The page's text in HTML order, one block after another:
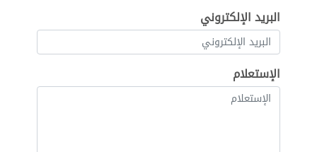
البريد الإلكتروني
الإستعلام